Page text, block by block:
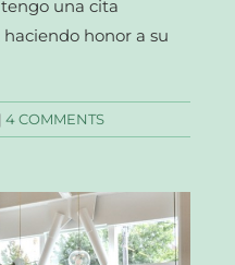
una cita
honor a su
4 COMMENTS